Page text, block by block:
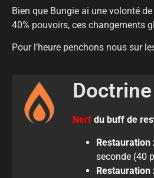
Bien que Bungie ai une volonté
40% pouvoirs, ces changements
Pour l’heure penchons nous sur
Nerfdu buff de
Restauration
seconde (40
Restauration